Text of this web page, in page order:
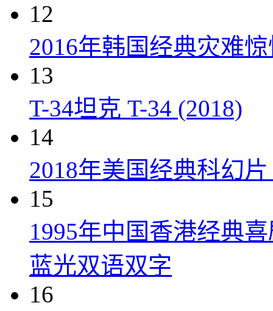
12
2016年韩国经典灾难
13
T-34坦克 T-34 (2018)
14
2018年美国经典科幻
15
1995年中国香港经典
蓝光双语双字
16